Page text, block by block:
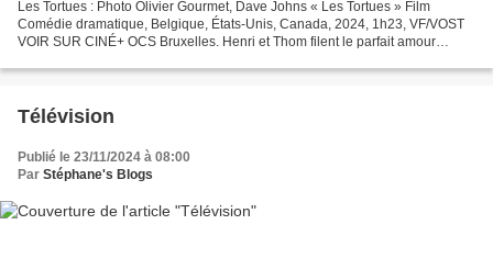
Les Tortues : Photo Olivier Gourmet, Dave Johns « Les Tortues » Film
Comédie dramatique, Belgique, États-Unis, Canada, 2024, 1h23, VF/VOST
VOIR SUR CINÉ+ OCS Bruxelles. Henri et Thom filent le parfait amour
Télévision
Publié le 23/11/2024 à 08:00
Par Stéphane's Blogs